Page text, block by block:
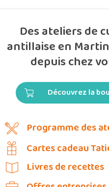
Des ateliers de
antillaise en
depuis chez
Découvrez la
Programme des
Cartes cadeau
Livres de recettes